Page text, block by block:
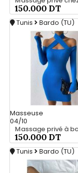
150.000 DT
Tunis Bardo (TU)
Masseuse
04/10
150.000 DT
Tunis Bardo (TU)